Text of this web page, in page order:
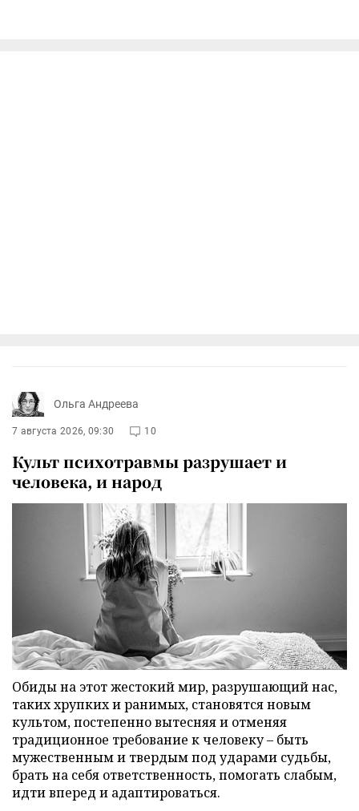
Ольга Андреева
7 августа 2026, 09:30 10
Культ психотравмы разрушает и
человека, и народ
Обиды на этот жестокий мир, разрушающий нас,
таких хрупких и ранимых, становятся новым
культом, постепенно вытесняя и отменяя
традиционное требование к человеку – быть
мужественным и твердым под ударами судьбы,
брать на себя ответственность, помогать слабым,
идти вперед и адаптироваться.